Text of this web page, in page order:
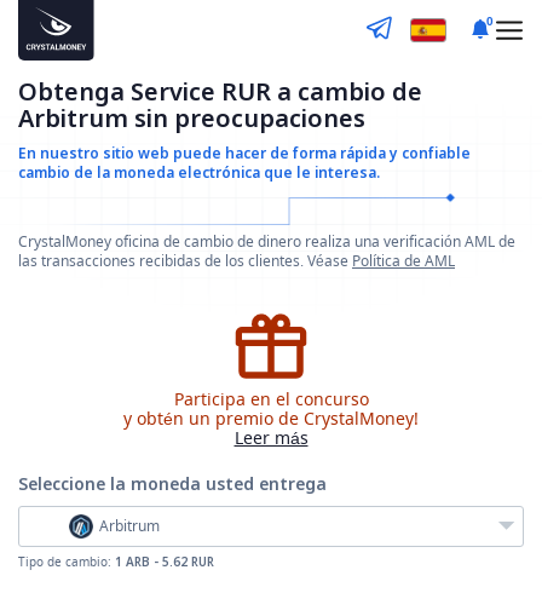
0
Obtenga Service RUR a cambio de
Arbitrum sin preocupaciones
En nuestro sitio web puede hacer de forma rápida y confiable
cambio de la moneda electrónica que le interesa.
CrystalMoney oficina de cambio de dinero realiza una verificación AML de
las transacciones recibidas de los clientes. Véase Política de AML
Participa en el concurso
y obtén un premio de CrystalMoney!
Leer más
Seleccione la moneda usted entrega
Arbitrum
Tipo de cambio: 1 ARB - 5.62 RUR